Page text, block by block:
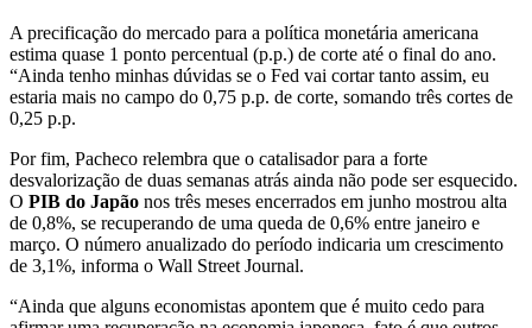
A precificação do mercado para a política monetária americana
estima quase 1 ponto percentual (p.p.) de corte até o final do ano.
“Ainda tenho minhas dúvidas se o Fed vai cortar tanto assim, eu
estaria mais no campo do 0,75 p.p. de corte, somando três cortes de
0,25 p.p.
Por fim, Pacheco relembra que o catalisador para a forte
desvalorização de duas semanas atrás ainda não pode ser esquecido.
O PIB do Japão nos três meses encerrados em junho mostrou alta
de 0,8%, se recuperando de uma queda de 0,6% entre janeiro e
março. O número anualizado do período indicaria um crescimento
de 3,1%, informa o Wall Street Journal.
“Ainda que alguns economistas apontem que é muito cedo para